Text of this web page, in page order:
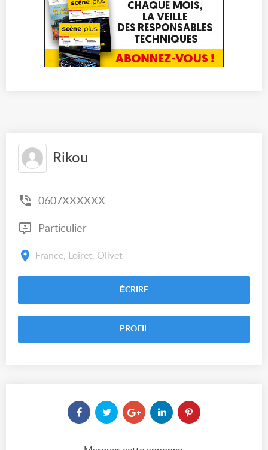
Rikou
0607XXXXXX
Particulier
France, Loiret, Olivet
ÉCRIRE
PROFIL